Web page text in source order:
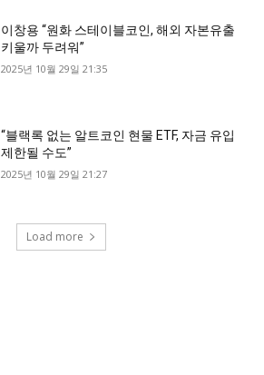
이창용 “원화 스테이블코인, 해외 자본유출
키울까 두려워”
2025년 10월 29일 21:35
“블랙록 없는 알트코인 현물 ETF, 자금 유입
제한될 수도”
2025년 10월 29일 21:27
Load more